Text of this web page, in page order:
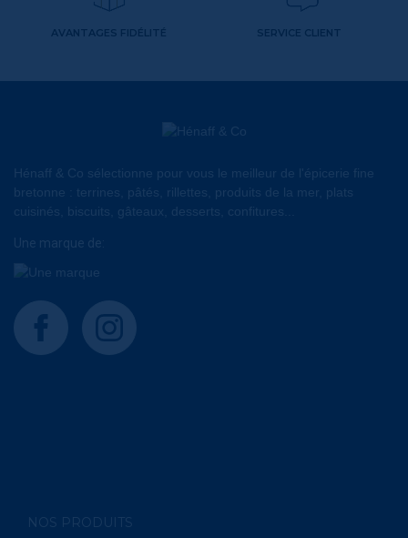
AVANTAGES FIDÉLITÉ SERVICE CLIENT
Hénaff & Co sélectionne pour vous le meilleur de l'épicerie fine
bretonne : terrines, pâtés, rillettes, produits de la mer, plats
cuisinés, biscuits, gâteaux, desserts, confitures...
Une marque de:
facebook instagram
NOS PRODUITS